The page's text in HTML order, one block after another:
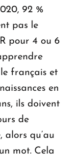
92 %
pas le
pour 4 ou 6
français et
en
ils doivent
de
alors qu’au
mot. Cela